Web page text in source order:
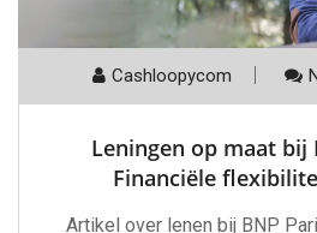
Cashloopycom
Leningen op maat bij
Financiële
Artikel over lenen bij BNP